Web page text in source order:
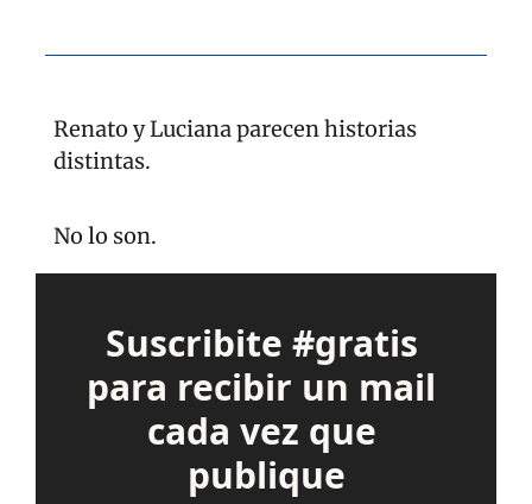
Renato y Luciana parecen historias
distintas.
No lo son.
Suscribite #gratis
para recibir un mail
cada vez que
publique